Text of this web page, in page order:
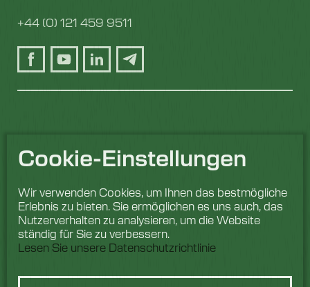
Cookie-Einstellungen
Wir verwenden Cookies, um Ihnen das bestmögliche
Erlebnis zu bieten. Sie ermöglichen es uns auch, das
Nutzerverhalten zu analysieren, um die Website
ständig für Sie zu verbessern.
Lesen Sie unsere Datenschutzrichtlinie
+44 (0) 121 459 9511